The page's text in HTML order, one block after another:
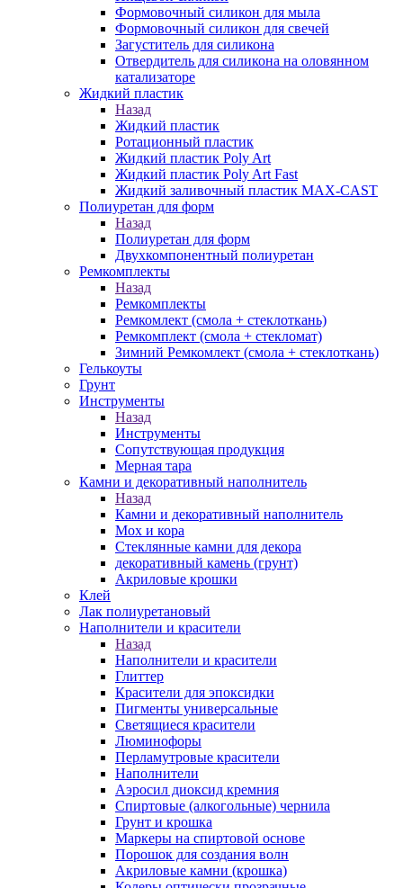
Формовочный силикон для мыла
Формовочный силикон для свечей
Загуститель для силикона
Отвердитель для силикона на оловянном
катализаторе
Жидкий пластик
Назад
Жидкий пластик
Ротационный пластик
Жидкий пластик Poly Art
Жидкий пластик Poly Art Fast
Жидкий заливочный пластик MAX-CAST
Полиуретан для форм
Назад
Полиуретан для форм
Двухкомпонентный полиуретан
Ремкомплекты
Назад
Ремкомплекты
Ремкомлект (смола + стеклоткань)
Ремкомплект (смола + стекломат)
Зимний Ремкомлект (смола + стеклоткань)
Гелькоуты
Грунт
Инструменты
Назад
Инструменты
Сопутствующая продукция
Мерная тара
Камни и декоративный наполнитель
Назад
Камни и декоративный наполнитель
Мох и кора
Стеклянные камни для декора
декоративный камень (грунт)
Акриловые крошки
Клей
Лак полиуретановый
Наполнители и красители
Назад
Наполнители и красители
Глиттер
Красители для эпоксидки
Пигменты универсальные
Светящиеся красители
Люминофоры
Перламутровые красители
Наполнители
Аэросил диоксид кремния
Спиртовые (алкогольные) чернила
Грунт и крошка
Маркеры на спиртовой основе
Порошок для создания волн
Акриловые камни (крошка)